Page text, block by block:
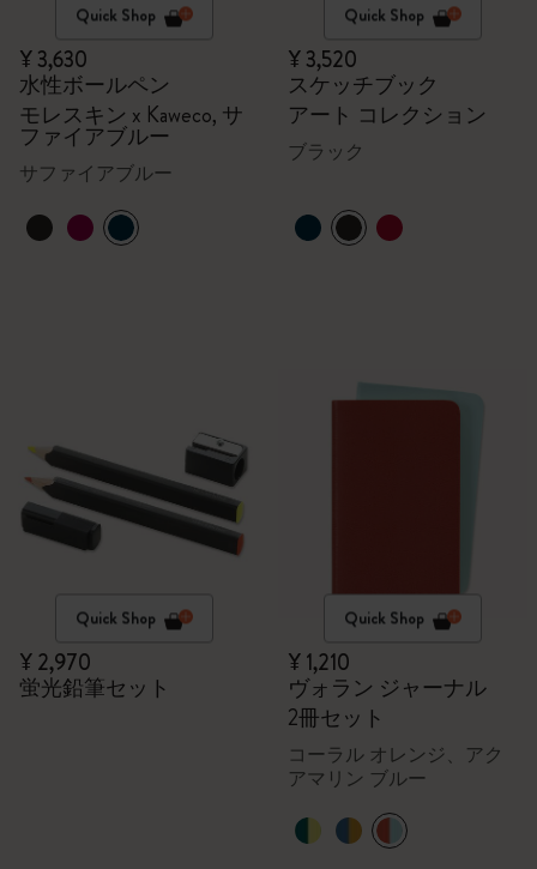
Quick Shop
¥ 3,630
水性ボールペン
モレスキン x Kaweco, サ
ファイアブルー
サファイアブルー
Quick Shop
¥ 3,520
スケッチブック
アート コレクション
ブラック
Quick Shop
¥ 2,970
蛍光鉛筆セット
Quick Shop
¥ 1,210
ヴォラン ジャーナル
2冊セット
コーラル オレンジ、アク
アマリン ブルー